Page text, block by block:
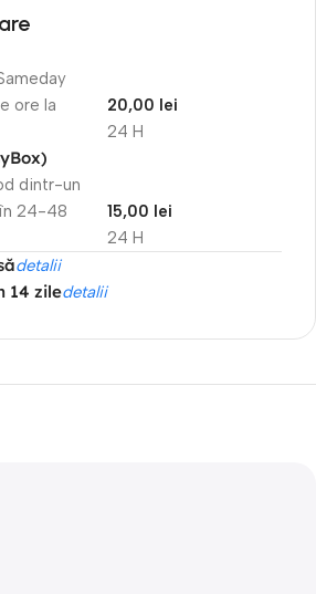
ore la
24 H
20,00 lei
dintr-un
în 24-48
24 H
15,00 lei
detalii
14 ziledetalii